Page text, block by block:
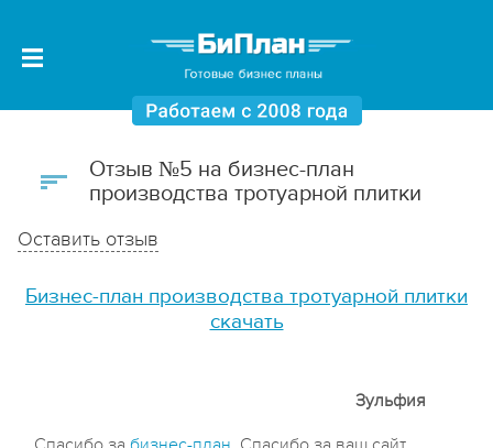
Отзыв №5 на бизнес-план
производства тротуарной плитки
Оставить отзыв
Бизнес-план производства тротуарной плитки
скачать
Зульфия